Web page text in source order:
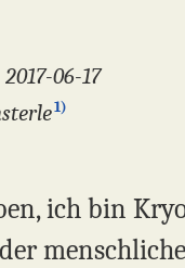
06-17
1)
ich bin